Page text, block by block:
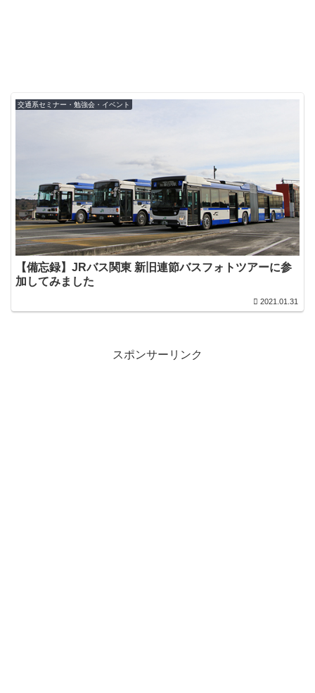
交通系セミナー・勉強会・イベント
【備忘録】JRバス関東 新旧連節バスフォトツアーに参
加してみました
2021.01.31
スポンサーリンク